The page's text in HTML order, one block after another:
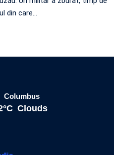
din care…
Columbus
Clouds